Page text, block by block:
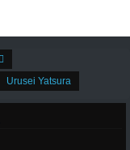
Urusei Yatsura